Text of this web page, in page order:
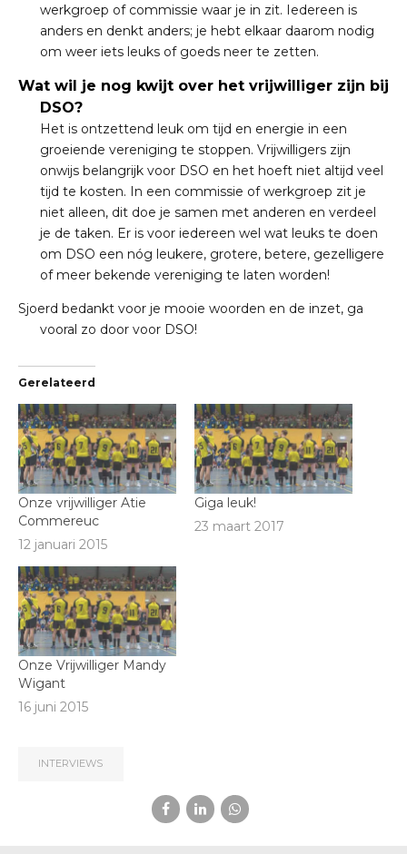
werkgroep of commissie waar je in zit. Iedereen is
anders en denkt anders; je hebt elkaar daarom nodig
om weer iets leuks of goeds neer te zetten.
Wat wil je nog kwijt over het vrijwilliger zijn bij
DSO?
Het is ontzettend leuk om tijd en energie in een
groeiende vereniging te stoppen. Vrijwilligers zijn
onwijs belangrijk voor DSO en het hoeft niet altijd veel
tijd te kosten. In een commissie of werkgroep zit je
niet alleen, dit doe je samen met anderen en verdeel
je de taken. Er is voor iedereen wel wat leuks te doen
om DSO een nóg leukere, grotere, betere, gezelligere
of meer bekende vereniging te laten worden!
Sjoerd bedankt voor je mooie woorden en de inzet, ga
vooral zo door voor DSO!
Gerelateerd
Onze vrijwilliger Atie
Commereuc
12 januari 2015
Giga leuk!
23 maart 2017
Onze Vrijwilliger Mandy
Wigant
16 juni 2015
INTERVIEWS